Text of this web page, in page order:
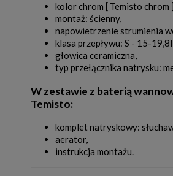
kolor chrom [ Temisto chrom ]
montaż: ścienny,
napowietrzenie strumienia
klasa przepływu: S - 15-
głowica ceramiczna,
typ przełącznika natrysku:
W zestawie z baterią
Temisto:
komplet natryskowy:
aerator,
instrukcja montażu.